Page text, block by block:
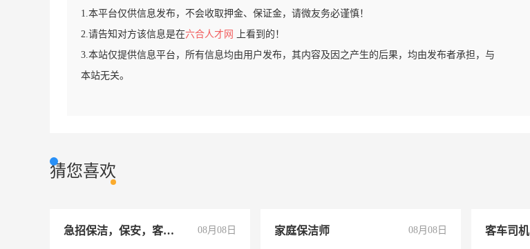
1.本平台仅供信息发布，不会收取押金、保证金，请微友务必谨慎！
2.请告知对方该信息是在六合人才网
上看到的！
3.本站仅提供信息平台，所有信息均由用户发布，其内容及因之产生的后果，均由发布者承担，与
本站无关。
猜您喜欢
急招保洁，保安，客服，工程 08月08日 家庭保洁师 08月08日 客车司机